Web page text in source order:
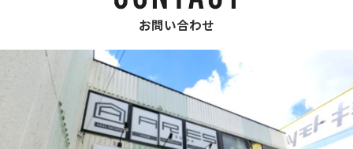
お問い合わせ